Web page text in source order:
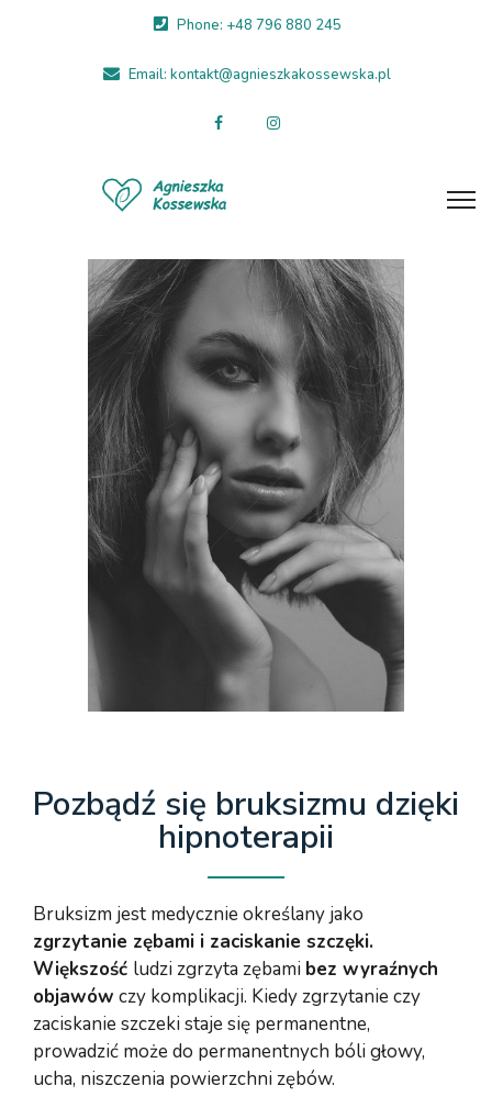
Phone: +48 796 880 245
Email: kontakt@agnieszkakossewska.pl
Pozbądź się bruksizmu dzięki
hipnoterapii
Bruksizm jest medycznie określany jako
zgrzytanie zębami i zaciskanie szczęki.
Większość ludzi zgrzyta zębami bez wyraźnych
objawów czy komplikacji. Kiedy zgrzytanie czy
zaciskanie szczeki staje się permanentne,
prowadzić może do permanentnych bóli głowy,
ucha, niszczenia powierzchni zębów.